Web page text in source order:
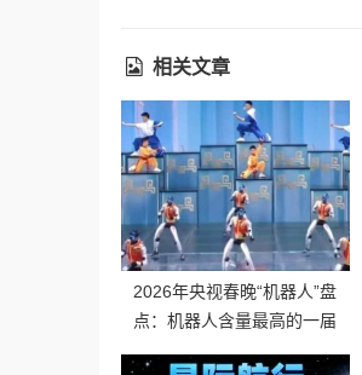
相关文章
2026年央视春晚“机器人”盘
点：机器人含量最高的一届